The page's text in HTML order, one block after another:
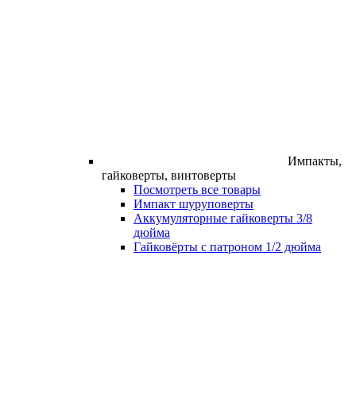
Импакты,
гайковерты, винтоверты
Посмотреть все товары
Импакт шуруповерты
Аккумуляторные гайковерты 3/8
дюйма
Гайковёрты с патроном 1/2 дюйма